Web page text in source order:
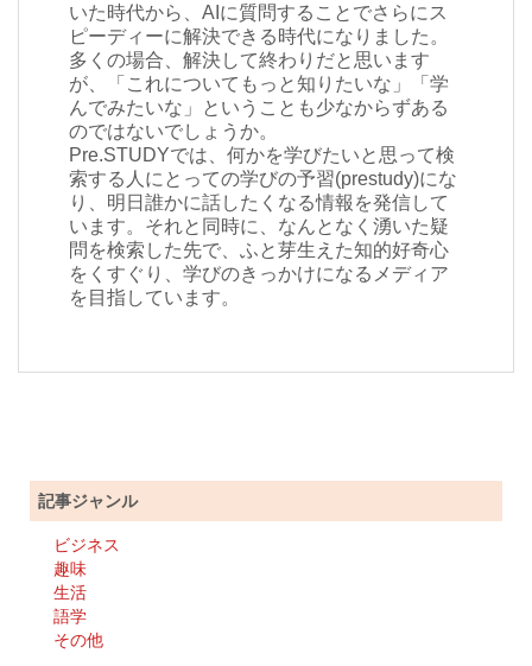
いた時代から、AIに質問することでさらにス
ピーディーに解決できる時代になりました。
多くの場合、解決して終わりだと思います
が、「これについてもっと知りたいな」「学
んでみたいな」ということも少なからずある
のではないでしょうか。
Pre.STUDYでは、何かを学びたいと思って検
索する人にとっての学びの予習(prestudy)にな
り、明日誰かに話したくなる情報を発信して
います。それと同時に、なんとなく湧いた疑
問を検索した先で、ふと芽生えた知的好奇心
をくすぐり、学びのきっかけになるメディア
を目指しています。
記事ジャンル
ビジネス
趣味
生活
語学
その他